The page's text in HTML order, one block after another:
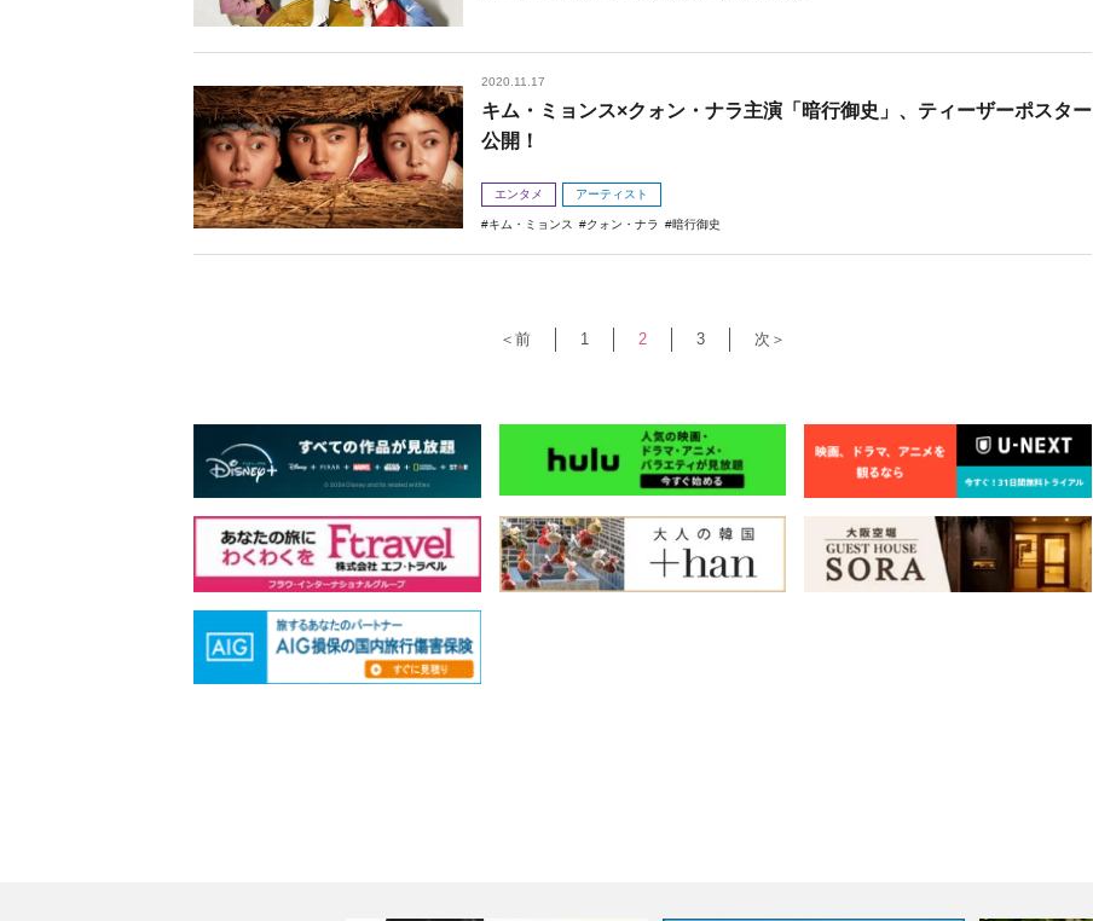
2020.11.17
キム・ミョンス×クォン・ナラ主演「暗行御史」、ティーザーポスター
公開！
エンタメ アーティスト
キム・ミョンス クォン・ナラ 暗行御史
＜前 1 2 3 次＞